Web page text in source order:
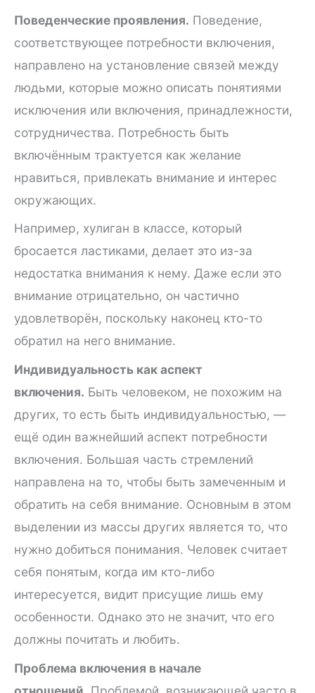
Поведенческие проявления. Поведение,
соответствующее потребности включения,
направлено на установление связей между
людьми, которые можно описать понятиями
исключения или включения, принадлежности,
сотрудничества. Потребность быть
включённым трактуется как желание
нравиться, привлекать внимание и интерес
окружающих.
Например, хулиган в классе, который
бросается ластиками, делает это из-за
недостатка внимания к нему. Даже если это
внимание отрицательно, он частично
удовлетворён, поскольку наконец кто-то
обратил на него внимание.
Индивидуальность как аспект
включения. Быть человеком, не похожим на
других, то есть быть индивидуальностью, —
ещё один важнейший аспект потребности
включения. Большая часть стремлений
направлена на то, чтобы быть замеченным и
обратить на себя внимание. Основным в этом
выделении из массы других является то, что
нужно добиться понимания. Человек считает
себя понятым, когда им кто-либо
интересуется, видит присущие лишь ему
особенности. Однако это не значит, что его
должны почитать и любить.
Проблема включения в начале